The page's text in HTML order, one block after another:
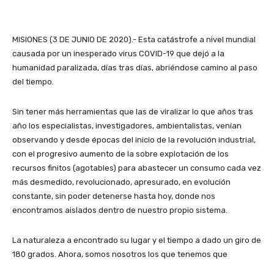
MISIONES (3 DE JUNIO DE 2020).- Esta catástrofe a nivel mundial
causada por un inesperado virus COVID-19 que dejó a la
humanidad paralizada, días tras días, abriéndose camino al paso
del tiempo.
Sin tener más herramientas que las de viralizar lo que años tras
año los especialistas, investigadores, ambientalistas, venían
observando y desde épocas del inicio de la revolución industrial,
con el progresivo aumento de la sobre explotación de los
recursos finitos (agotables) para abastecer un consumo cada vez
más desmedido, revolucionado, apresurado, en evolución
constante, sin poder detenerse hasta hoy, donde nos
encontramos aislados dentro de nuestro propio sistema.
La naturaleza a encontrado su lugar y el tiempo a dado un giro de
180 grados. Ahora, somos nosotros los que tenemos que